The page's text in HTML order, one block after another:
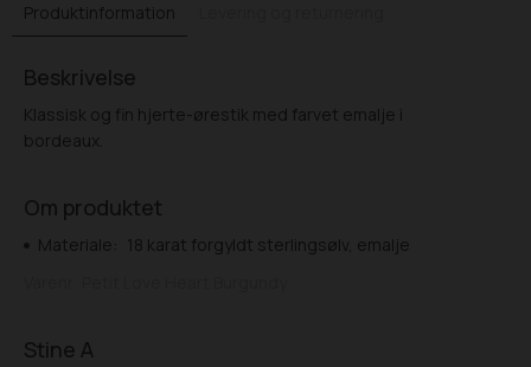
Produktinformation
Beskrivelse
Klassisk og fin hjerte-ørestik med farvet emalje i
bordeaux.
Om produktet
Materiale:
18 karat forgyldt sterlingsølv, emalje
Stine A